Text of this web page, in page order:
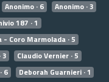
Anonimo · 6
Anonimo · 3
187 · 1
Coro Marmolada · 5
3
Claudio Vernier · 5
6
Deborah Guarnieri · 1